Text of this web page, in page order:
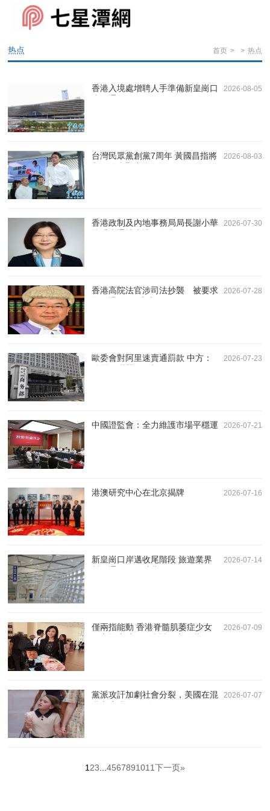
热点 首页 > > 热点
香港入境處增聘人手準備新皇崗口
2026-08-05
台灣民眾黨創黨7周年 黃國昌指將
2026-08-03
香港政制及內地事務局局長謝小華
2026-07-30
香港高院法官涉司法抄襲 被要求
2026-07-28
歐委會對阿里速賣通罰款 中方：
強烈不滿嚴正關切
2026-07-23
中國證監會：全力維護市場平穩運
2026-07-21
港澳研究中心在北京揭牌 2026-07-16
新皇崗口岸邁收尾階段 旅遊業界
2026-07-14
僅兩指能動 香港脊髓肌萎症少女
2026-07-09
黨派攻訐加劇社會分裂，美國在混
2026-07-07
123...4567891011下一页»